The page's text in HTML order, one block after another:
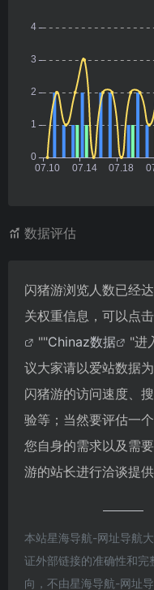
数据评估
闪猪游浏览人数已经
关权重信息，可以点
""Chinaz数据
"进
议大家请以爱站数据
闪猪游的访问速度、
验等；当然要评估一
您自身的需求以及需
游的站长进行洽谈提
本站星海导航-网址导航
证外部链接的准确性和完
向，不由星海导航-网址